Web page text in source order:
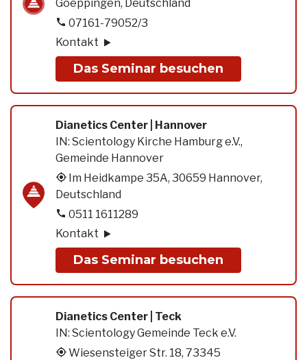
Goeppingen, Deutschland
07161-79052/3
Kontakt
Das Seminar besuchen
Dianetics Center | Hannover
IN: Scientology Kirche Hamburg e.V.,
Gemeinde Hannover
Im Heidkampe 35A, 30659 Hannover,
Deutschland
0511 1611289
Kontakt
Das Seminar besuchen
Dianetics Center | Teck
IN: Scientology Gemeinde Teck e.V.
Wiesensteiger Str. 18, 73345